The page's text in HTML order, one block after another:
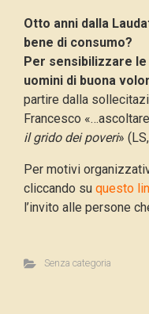
Otto anni dalla
bene di consumo?
Per sensibilizzare
uomini di buona
partire dalla
Francesco «…ascoltare
il grido dei poveri»
Per motivi
cliccando su questo
l’invito alle persone
Senza categoria